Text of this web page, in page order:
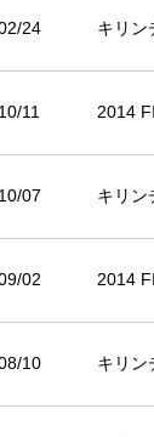
24 キリン
11 2014
07 キリン
02 2014
10 キリン